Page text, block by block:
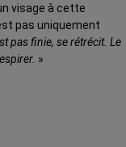
visage à cette
pas uniquement
pas finie, se rétrécit. Le
»